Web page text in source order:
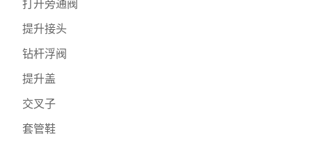
打开旁通阀
提升接头
钻杆浮阀
提升盖
交叉子
套管鞋